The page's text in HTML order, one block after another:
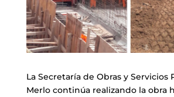
La Secretaría de Obras y Servicios
Merlo continúa realizando la obra